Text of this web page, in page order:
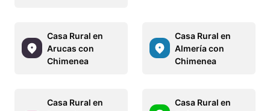
Casa Rural en
Arucas con
Chimenea
Casa Rural en
Almería con
Chimenea
Casa Rural en
Casa Rural en